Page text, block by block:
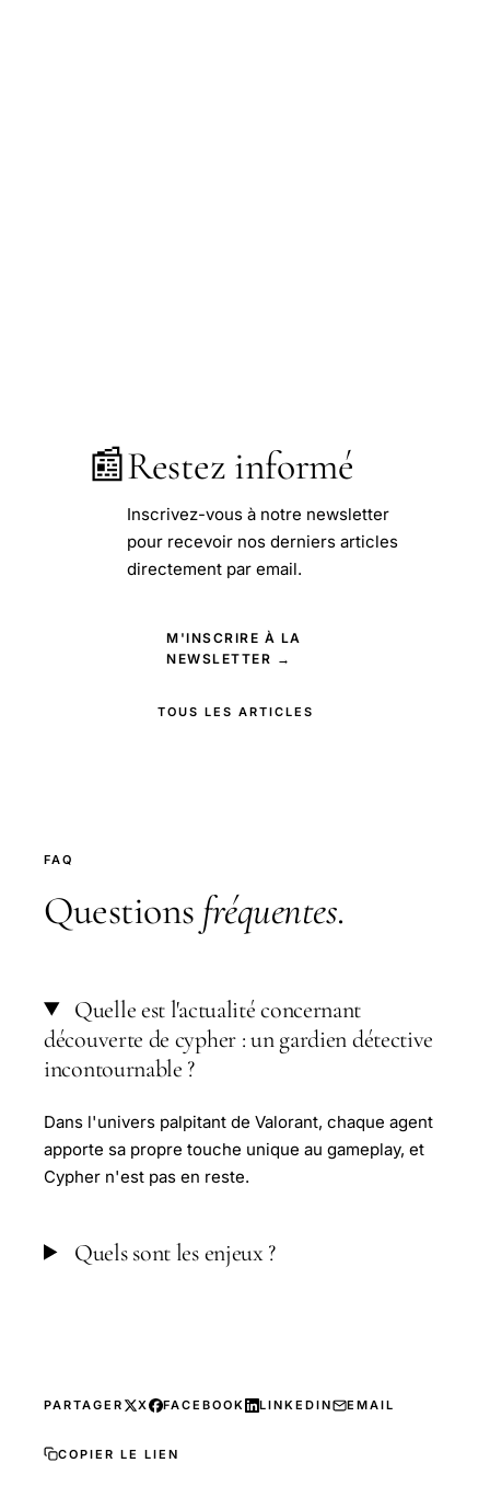
📰Restez informé
Inscrivez-vous à notre newsletter
pour recevoir nos derniers articles
directement par email.
M'INSCRIRE À LA
NEWSLETTER →
TOUS LES ARTICLES
FAQ
Questions fréquentes.
Quelle est l'actualité concernant
découverte de cypher : un gardien détective
incontournable ?
Dans l'univers palpitant de Valorant, chaque agent
apporte sa propre touche unique au gameplay, et
Cypher n'est pas en reste.
Quels sont les enjeux ?
PARTAGER X FACEBOOK LINKEDIN EMAIL
COPIER LE LIEN